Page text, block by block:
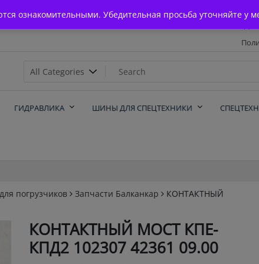
ознакомительными. Убедительная просьба уточняйте у
ГИДРАВЛИКА ШИНЫ ДЛЯ СПЕЦТЕХНИКИ
погрузчиков Запчасти Балканкар
КОНТАКТНЫЙ
КОНТАКТНЫЙ МОСТ КПЕ-
КПД2 102307 42361 09.00